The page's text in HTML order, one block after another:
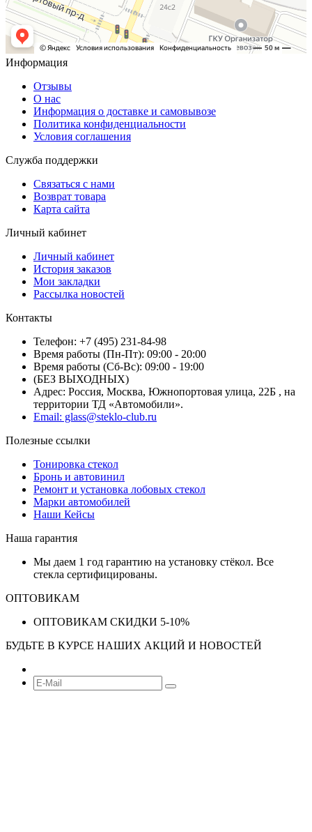
Информация
Отзывы
О нас
Информация о доставке и самовывозе
Политика конфиденциальности
Условия соглашения
Служба поддержки
Связаться с нами
Возврат товара
Карта сайта
Личный кабинет
Личный кабинет
История заказов
Мои закладки
Рассылка новостей
Контакты
Телефон: +7 (495) 231-84-98
Время работы (Пн-Пт): 09:00 - 20:00
Время работы (Сб-Вс): 09:00 - 19:00
(БЕЗ ВЫХОДНЫХ)
Адрес: Россия, Москва, Южнопортовая улица, 22Б , на
территории ТД «Автомобили».
Email: glass@steklo-club.ru
Полезные ссылки
Тонировка стекол
Бронь и автовинил
Ремонт и установка лобовых стекол
Марки автомобилей
Наши Кейсы
Наша гарантия
Мы даем 1 год гарантию на установку стёкол. Все
стекла сертифицированы.
ОПТОВИКАМ
ОПТОВИКАМ СКИДКИ 5-10%
БУДЬТЕ В КУРСЕ НАШИХ АКЦИЙ И НОВОСТЕЙ